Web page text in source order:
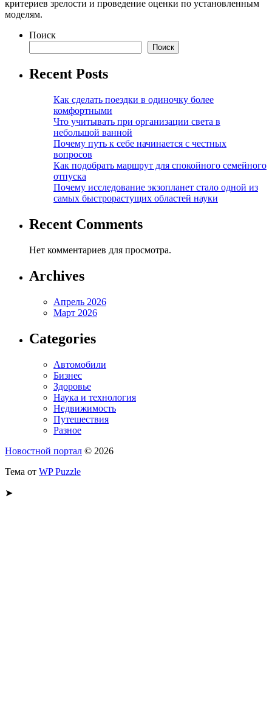
критериев зрелости и проведение оценки по установленным
моделям.
Поиск
Поиск
Recent Posts
Как сделать поездки в одиночку более
комфортными
Что учитывать при организации света в
небольшой ванной
Почему путь к себе начинается с честных
вопросов
Как подобрать маршрут для спокойного семейного
отпуска
Почему исследование экзопланет стало одной из
самых быстрорастущих областей науки
Recent Comments
Нет комментариев для просмотра.
Archives
Апрель 2026
Март 2026
Categories
Автомобили
Бизнес
Здоровье
Наука и технология
Недвижимость
Путешествия
Разное
Новостной портал © 2026
Тема от WP Puzzle
➤